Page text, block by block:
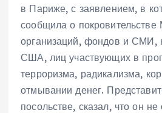
в Париже, с заявлением, в
сообщила о
организаций, фондов и СМИ,
США, лиц участвующих в
терроризма, радикализма,
отмывании денег.
посольстве, сказал, что он